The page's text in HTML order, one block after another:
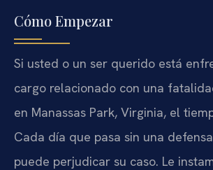
Cómo Empezar
Si usted o un ser querido está
cargo relacionado con una
en Manassas Park, Virginia, el
Cada día que pasa sin una
puede perjudicar su caso. Le